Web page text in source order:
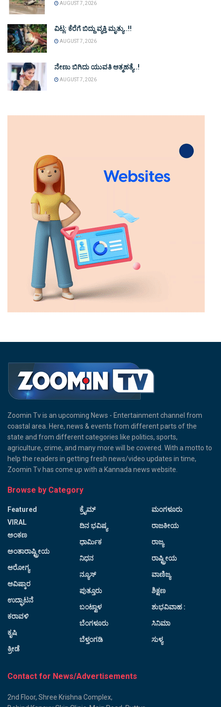
AUGUST 7, 2026
ವಿಟ್ಲ: ಕೆರೆಗೆ ಬಿದ್ದು ವ್ಯಕ್ತಿ ಮೃತ್ಯು..!!
AUGUST 7, 2026
ನೇಣು ಬಿಗಿದು ಯುವತಿ ಆತ್ಮಹತ್ಯೆ..!
AUGUST 7, 2026
Zoomin Tv is an upcoming News - Entertainment channel from
coastal area. Here, news & events from different parts of the
state and from different categories like politics, sports,
agriculture, crime, and many more will be covered. With a motto to
help the readers in getting fresh news/video updates in time,
Zoomin Tv has come up with a Kannada news website.
Browse by Category
Featured
VIRAL
ಅಂಕಣ
ಅಂತಾರಾಷ್ಟ್ರೀಯ
ಆರೋಗ್ಯ
ಆವಿಷ್ಕಾರ
ಉದ್ಘಾಟನೆ
ಕರಾವಳಿ
ಕೃಷಿ
ಕ್ರೀಡೆ
ಕ್ರೈಮ್
ದಿನ ಭವಿಷ್ಯ
ಧಾರ್ಮಿಕ
ನಿಧನ
ನ್ಯೂಸ್
ಪುತ್ತೂರು
ಬಂಟ್ವಾಳ
ಬೆಂಗಳೂರು
ಬೆಳ್ತಂಗಡಿ
ಮಂಗಳೂರು
ರಾಜಕೀಯ
ರಾಜ್ಯ
ರಾಷ್ಟ್ರೀಯ
ವಾಣಿಜ್ಯ
ಶಿಕ್ಷಣ
ಶುಭವಿವಾಹ :
ಸಿನಿಮಾ
ಸುಳ್ಯ
Contact for News/Advertisements
2nd Floor, Shree Krishna Complex,